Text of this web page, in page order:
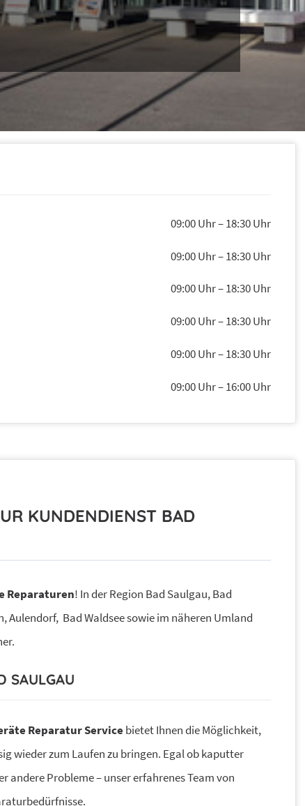
09:00 Uhr–18:30 Uhr
09:00 Uhr–18:30 Uhr
09:00 Uhr–18:30 Uhr
09:00 Uhr–18:30 Uhr
09:00 Uhr–18:30 Uhr
09:00 Uhr–16:00 Uhr
KUNDENDIENST BAD
Reparaturen! In der Region Bad Saulgau, Bad
Aulendorf, Bad Waldsee sowie im näheren Umland
SAULGAU
Reparatur Servicebietet Ihnen die Möglichkeit,
wieder zum Laufen zu bringen. Egal ob kaputter
andere Probleme – unser erfahrenes Team von